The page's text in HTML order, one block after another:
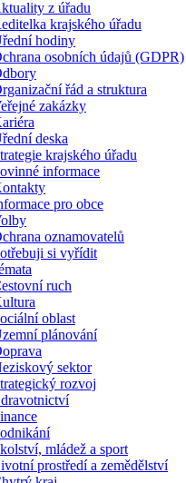
z úřadu
krajského úřadu
hodiny
osobních údajů (GDPR)
řád a struktura
zakázky
deska
krajského úřadu
informace
pro obce
oznamovatelů
si vyřídit
ruch
oblast
plánování
sektor
rozvoj
mládež a sport
prostředí a zemědělství